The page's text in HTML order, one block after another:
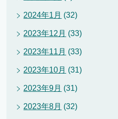
2024年1月 (32)
2023年12月 (33)
2023年11月 (33)
2023年10月 (31)
2023年9月 (31)
2023年8月 (32)